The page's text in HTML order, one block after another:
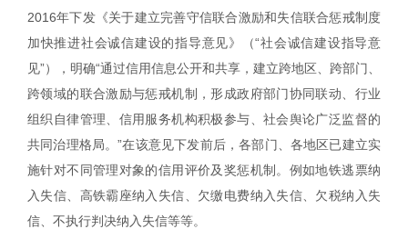
2016年下发《关于建立完善守信联合激励和失信联合惩戒制度
加快推进社会诚信建设的指导意见》（“社会诚信建设指导意
见”），明确“通过信用信息公开和共享，建立跨地区、跨部门、
跨领域的联合激励与惩戒机制，形成政府部门协同联动、行业
组织自律管理、信用服务机构积极参与、社会舆论广泛监督的
共同治理格局。”在该意见下发前后，各部门、各地区已建立实
施针对不同管理对象的信用评价及奖惩机制。例如地铁逃票纳
入失信、高铁霸座纳入失信、欠缴电费纳入失信、欠税纳入失
信、不执行判决纳入失信等等。